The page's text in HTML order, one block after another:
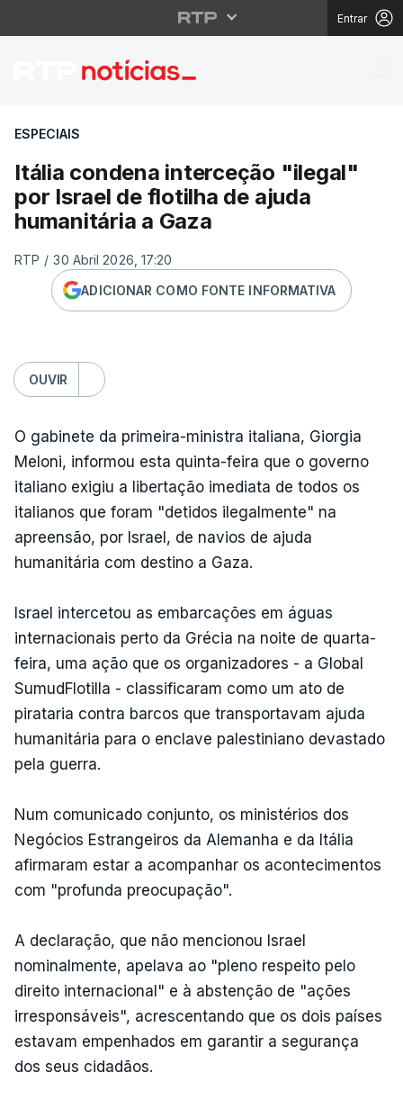
Entrar
Itália condena
ESPECIAIS
Itália condena interceção "ilegal"
por Israel de flotilha de ajuda
humanitária a Gaza
RTP / 30 Abril 2026, 17:20
ADICIONAR COMO FONTE INFORMATIVA
OUVIR
O gabinete da primeira-ministra italiana, Giorgia
Meloni, informou esta quinta-feira que o governo
italiano exigiu a libertação imediata de todos os
italianos que foram "detidos ilegalmente" na
apreensão, por Israel, de navios de ajuda
humanitária com destino a Gaza.
Israel intercetou as embarcações em águas
internacionais perto da Grécia na noite de quarta-
feira, uma ação que os organizadores - a Global
SumudFlotilla - classificaram como um ato de
pirataria contra barcos que transportavam ajuda
humanitária para o enclave palestiniano devastado
pela guerra.
Num comunicado conjunto, os ministérios dos
Negócios Estrangeiros da Alemanha e da Itália
afirmaram estar a acompanhar os acontecimentos
com "profunda preocupação".
A declaração, que não mencionou Israel
nominalmente, apelava ao "pleno respeito pelo
direito internacional" e à abstenção de "ações
irresponsáveis", acrescentando que os dois países
estavam empenhados em garantir a segurança
dos seus cidadãos.